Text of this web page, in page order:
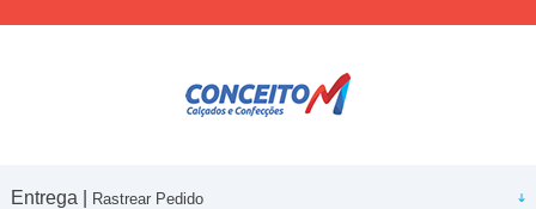
Entrega | Rastrear Pedido